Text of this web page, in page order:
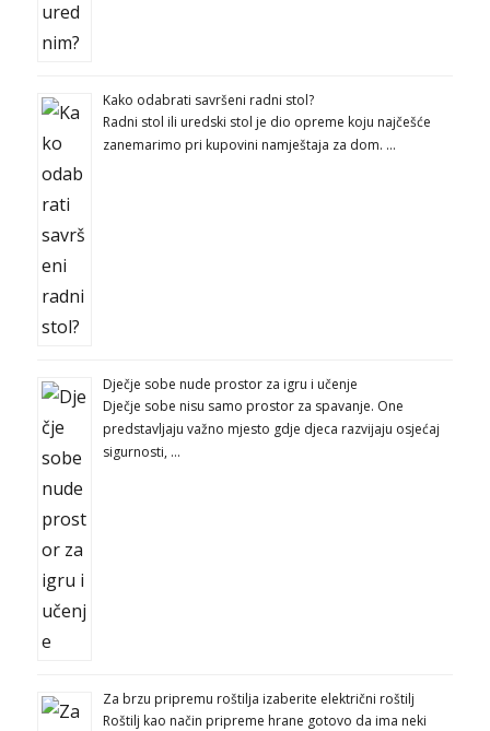
Kako odabrati savršeni radni stol?
Radni stol ili uredski stol je dio opreme koju najčešće
zanemarimo pri kupovini namještaja za dom. …
Dječje sobe nude prostor za igru i učenje
Dječje sobe nisu samo prostor za spavanje. One
predstavljaju važno mjesto gdje djeca razvijaju osjećaj
sigurnosti, …
Za brzu pripremu roštilja izaberite električni roštilj
Roštilj kao način pripreme hrane gotovo da ima neki